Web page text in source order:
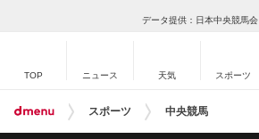
データ提供：日本中央競馬会
TOP ニュース 天気 スポーツ
スポーツ 中央競馬